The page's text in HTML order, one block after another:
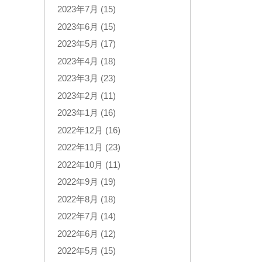
2023年7月 (15)
2023年6月 (15)
2023年5月 (17)
2023年4月 (18)
2023年3月 (23)
2023年2月 (11)
2023年1月 (16)
2022年12月 (16)
2022年11月 (23)
2022年10月 (11)
2022年9月 (19)
2022年8月 (18)
2022年7月 (14)
2022年6月 (12)
2022年5月 (15)